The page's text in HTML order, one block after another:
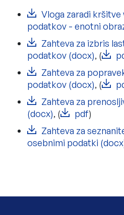
Vloga zaradi
podatkov - enotni
Zahteva za izbris
podatkov (docx), (
Zahteva za
podatkov (docx), (
Zahteva za
(docx), ( pdf)
Zahteva za
osebnimi podatki